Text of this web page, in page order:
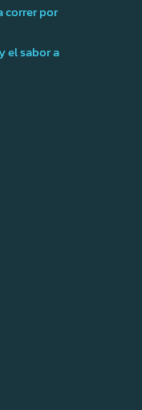
correr por
el sabor a